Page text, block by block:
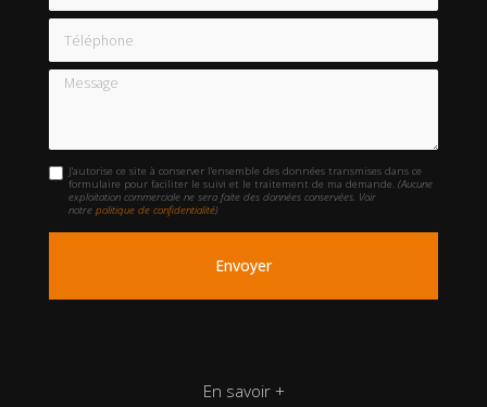
Téléphone
Message
J'autorise ce site à conserver l'ensemble des données transmises dans ce
formulaire pour faciliter le suivi et le traitement de ma demande.(Aucune
exploitation commerciale ne sera faite des données conservées. Voir
notrepolitique de confidentialité)
En savoir +